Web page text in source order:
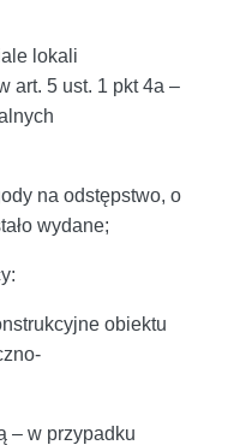
lokali
art. 5 ust. 1 pkt 4a –
na odstępstwo, o
wydane;
obiektu
– w przypadku